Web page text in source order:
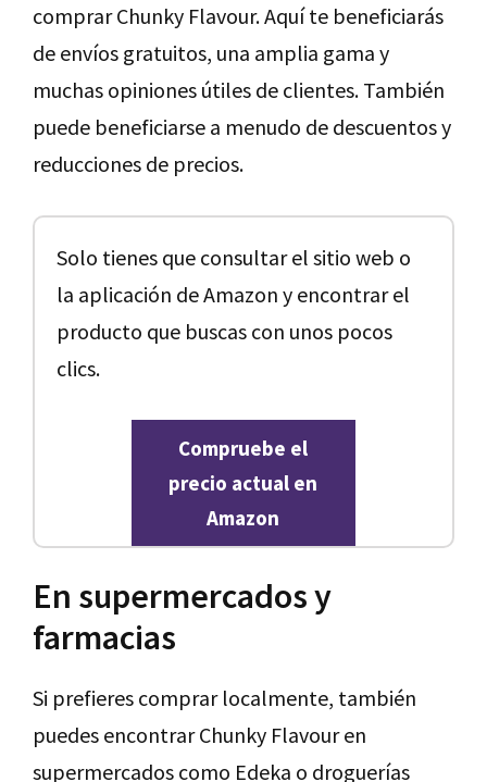
comprar Chunky Flavour. Aquí te beneficiarás
de envíos gratuitos, una amplia gama y
muchas opiniones útiles de clientes. También
puede beneficiarse a menudo de descuentos y
reducciones de precios.
Solo tienes que consultar el sitio web o
la aplicación de Amazon y encontrar el
producto que buscas con unos pocos
clics.
Compruebe el
precio actual en
Amazon
En supermercados y
farmacias
Si prefieres comprar localmente, también
puedes encontrar Chunky Flavour en
supermercados como Edeka o droguerías